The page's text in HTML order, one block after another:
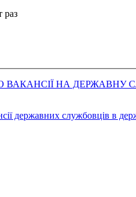
раз
НА ДЕРЖАВНУ
державних службовців в